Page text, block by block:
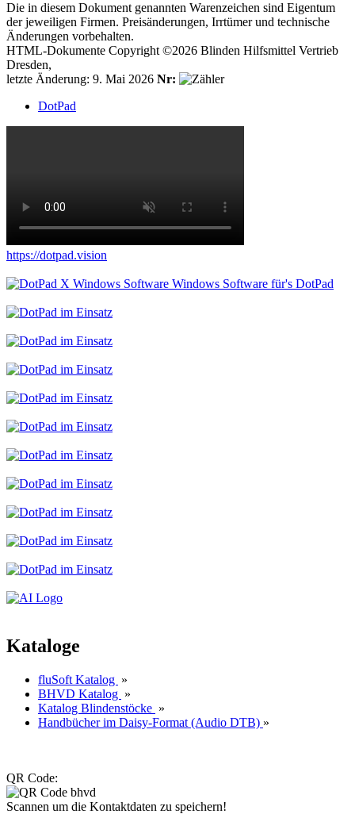
Die in diesem Dokument genannten Warenzeichen sind Eigentum
der jeweiligen Firmen. Preisänderungen, Irrtümer und technische
Änderungen vorbehalten.
HTML-Dokumente Copyright ©2026 Blinden Hilfsmittel Vertrieb
Dresden,
letzte Änderung: 9. Mai 2026 Nr:
DotPad
https://dotpad.vision
Windows Software für's DotPad
Kataloge
fluSoft Katalog »
BHVD Katalog »
Katalog Blindenstöcke »
Handbücher im Daisy-Format (Audio DTB) »
QR Code:
Scannen um die Kontaktdaten zu speichern!